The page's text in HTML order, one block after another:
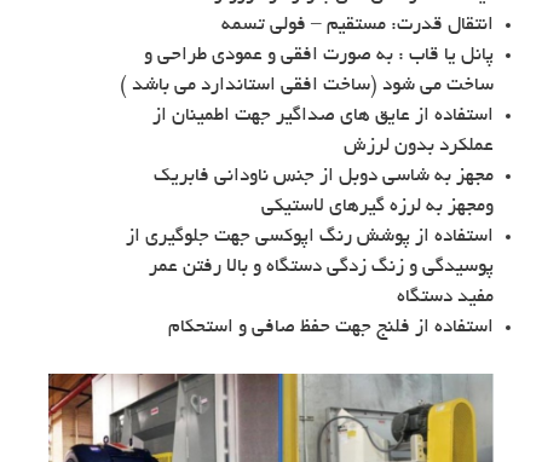
انتقال قدرت: مستقیم – فولی تسمه
پانل یا قاب : به صورت افقی و عمودی طراحی و
ساخت می شود (ساخت افقی استاندارد می باشد )
استفاده از عایق های صداگیر جهت اطمینان از
عملکرد بدون لرزش
مجهز به شاسی دوبل از جنس ناودانی فابریک
ومجهز به لرزه گیرهای لاستیکی
استفاده از پوشش رنگ اپوکسی جهت جلوگیری از
پوسیدگی و زنگ زدگی دستگاه و بالا رفتن عمر
مفید دستگاه
استفاده از فلنج جهت حفظ صافی و استحکام